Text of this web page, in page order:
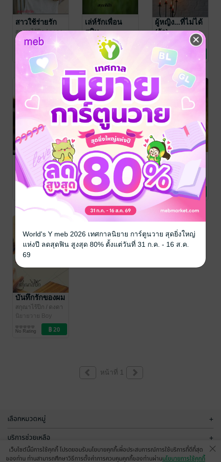
สาวใช้ร่ายรัก
สกุณาไร้ปีก/ ดงดา
หลา
นิยายโรมานซ์
No Rating
เล่ห์รักเพื่อน
สนิท
สกุณาไร้ปีก/ ดงดา
นิยายโรมานซ์
No Rating
ผู้หญิง...ที่ไม่ได้
(รัก)
สกุณาไร้ปีก
/ ดงดา
หลา
นิยายโรมานซ์
No Rating
น้องเมียยั่วรัก
สกุณาไร้ปีก/ ดงดา
หลา
นิยายโรมานซ์
รสรักคุณอา
สกุณาไร้ปีก/ ดงดา
หลา
นิยายโรมานซ์
No Rating
ป๊าที่รัก
สกุณาไร้ปีก
/ ดงดา
หลา
นิยายโรมานซ์
No Rating
บันทึกรักของผม
สกุณาไร้ปีก / ดงดา
หลา
นิยายวาย Boy
Love / Yaoi
No Rating
หน้าที่ 1
เลือกหมวดหมู่ +
บริการช่วยเหลือ +
เกี่ยวกับเรา
เว็บไซต์นี้มีการใช้คุกกี้ โปรดยอมรับนโยบายคุกกี้เพื่อประสบการณ์การใช้บริการที่ดีที่สุด
ของท่าน ท่านสามารถศึกษาวิธีการตั้งค่าการควบคุมคุกกี้ของท่านผ่านนโยบายการใช้คุกกี้
World's Y meb 2026 เทศกาลนิยาย การ์ตูนวาย สุดยิ่งใหญ่
แห่งปี ลดสุดฟิน สูงสุด 80% ตั้งแต่วันที่ 31 ก.ค. - 16 ส.ค.
69